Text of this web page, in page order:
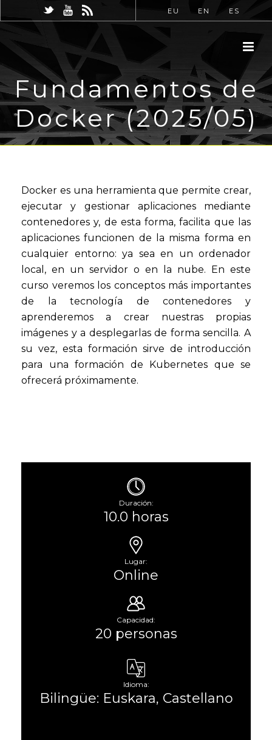
EU EN ES
Fundamentos de
Docker (2025/05)
Docker es una herramienta que permite crear,
ejecutar y gestionar aplicaciones mediante
contenedores y, de esta forma, facilita que las
aplicaciones funcionen de la misma forma en
cualquier entorno: ya sea en un ordenador
local, en un servidor o en la nube. En este
curso veremos los conceptos más importantes
de la tecnología de contenedores y
aprenderemos a crear nuestras propias
imágenes y a desplegarlas de forma sencilla. A
su vez, esta formación sirve de introducción
para una formación de Kubernetes que se
ofrecerá próximamente.
Duración:
10.0 horas
Lugar:
Online
Capacidad:
20 personas
Idioma:
Bilingüe: Euskara, Castellano